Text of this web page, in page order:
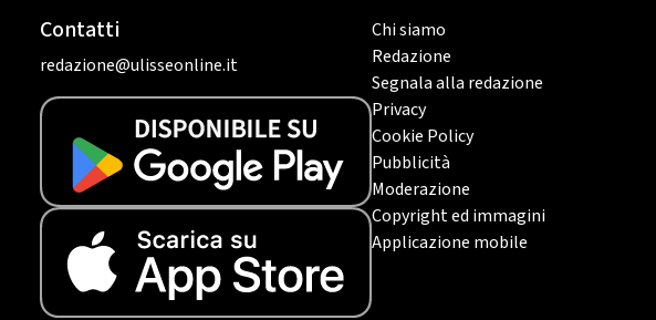
Contatti
redazione@ulisseonline.it
Chi siamo
Redazione
Segnala alla redazione
Privacy
Cookie Policy
Pubblicità
Moderazione
Copyright ed immagini
Applicazione mobile